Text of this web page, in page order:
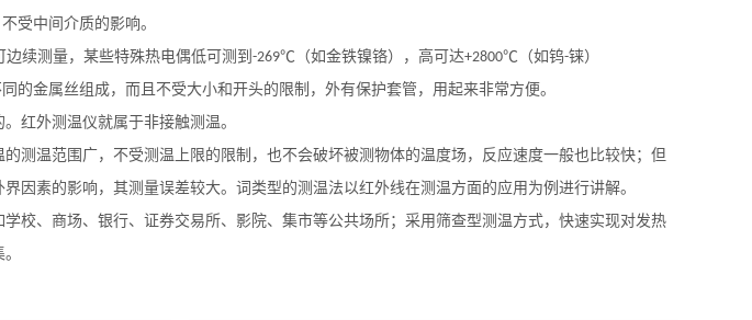
受中间介质的影响。
边续测量，某些特殊热电偶低可测到 -269℃（如金铁镍铬），高可达+2800℃（如钨-铼）
的金属丝组成，而且不受大小和开头的限制，外有保护套管，用起来非常方便。
红外测温仪就属于非接触测温。
测温范围广，不受测温上限的限制，也不会破坏被测物体的温度场，反应速度一般也比较快；但
因素的影响，其测量误差较大。词类型的测温法以红外线在测温方面的应用为例进行讲解。
校、商场、银行、证券交易所、影院、集市等公共场所；采用筛查型测温方式，快速实现对发热